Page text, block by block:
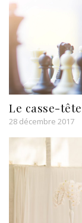
Le casse-
28 décembre 2017